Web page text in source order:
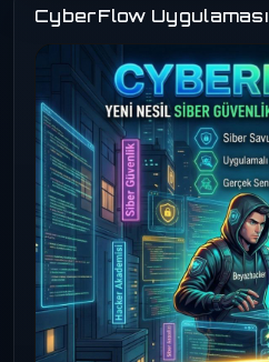
CyberFlow Uygulaması